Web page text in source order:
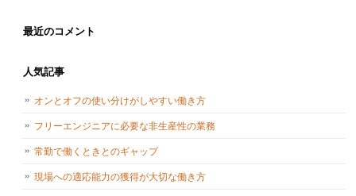
最近のコメント
人気記事
オンとオフの使い分けがしやすい働き方
フリーエンジニアに必要な非生産性の業務
常勤で働くときとのギャップ
現場への適応能力の獲得が大切な働き方